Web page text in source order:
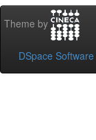
Theme by
DSpace Software